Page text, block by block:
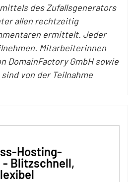
des Zufallsgenerators
allen rechtzeitig
ermittelt. Jeder
Mitarbeiterinnen
DomainFactory GmbH sowie
von der Teilnahme
Hosting-
- Blitzschnell,